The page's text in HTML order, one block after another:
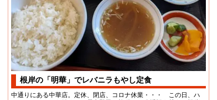
根岸の「明華」でレバニラもやし定食
中通りにある中華店。定休、閉店、コロナ休業・・・ この日、ハ